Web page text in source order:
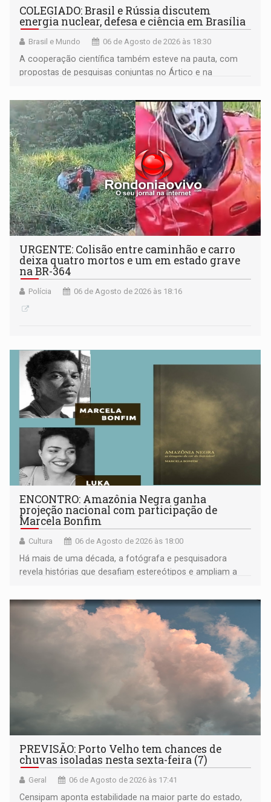
COLEGIADO: Brasil e Rússia discutem
energia nuclear, defesa e ciência em Brasília
Brasil e Mundo 06 de Agosto de 2026 às 18:30
A cooperação científica também esteve na pauta, com
propostas de pesquisas conjuntas no Ártico e na
URGENTE: Colisão entre caminhão e carro
deixa quatro mortos e um em estado grave
na BR-364
Polícia 06 de Agosto de 2026 às 18:16
ENCONTRO: Amazônia Negra ganha
projeção nacional com participação de
Marcela Bonfim
Cultura 06 de Agosto de 2026 às 18:00
Há mais de uma década, a fotógrafa e pesquisadora
revela histórias que desafiam estereótipos e ampliam a
negras
PREVISÃO: Porto Velho tem chances de
chuvas isoladas nesta sexta-feira (7)
Geral 06 de Agosto de 2026 às 17:41
Censipam aponta estabilidade na maior parte do estado,